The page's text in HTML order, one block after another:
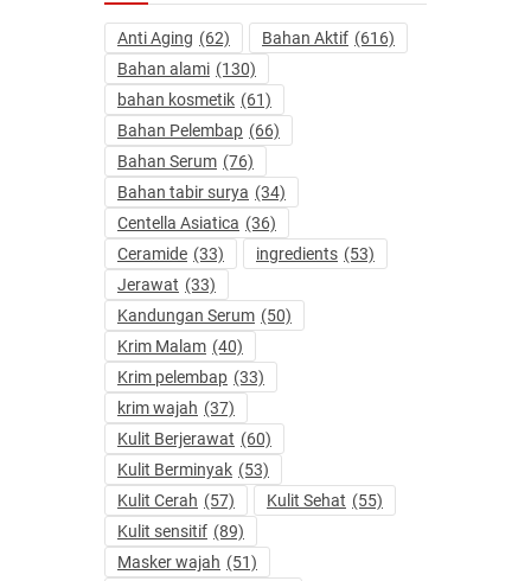
Anti Aging (62) Bahan Aktif (616)
Bahan alami (130)
bahan kosmetik (61)
Bahan Pelembap (66)
Bahan Serum (76)
Bahan tabir surya (34)
Centella Asiatica (36)
Ceramide (33) ingredients (53)
Jerawat (33)
Kandungan Serum (50)
Krim Malam (40)
Krim pelembap (33)
krim wajah (37)
Kulit Berjerawat (60)
Kulit Berminyak (53)
Kulit Cerah (57) Kulit Sehat (55)
Kulit sensitif (89)
Masker wajah (51)